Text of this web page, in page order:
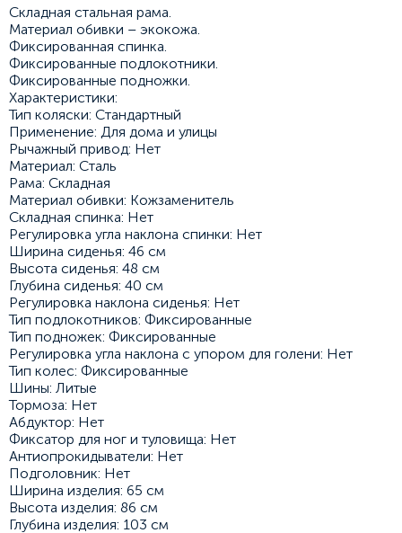
Складная стальная рама.
Материал обивки – экокожа.
Фиксированная спинка.
Фиксированные подлокотники.
Фиксированные подножки.
Характеристики:
Тип коляски: Стандартный
Применение: Для дома и улицы
Рычажный привод: Нет
Материал: Сталь
Рама: Складная
Материал обивки: Кожзаменитель
Складная спинка: Нет
Регулировка угла наклона спинки: Нет
Ширина сиденья: 46 см
Высота сиденья: 48 см
Глубина сиденья: 40 см
Регулировка наклона сиденья: Нет
Тип подлокотников: Фиксированные
Тип подножек: Фиксированные
Регулировка угла наклона с упором для голени: Нет
Тип колес: Фиксированные
Шины: Литые
Тормоза: Нет
Абдуктор: Нет
Фиксатор для ног и туловища: Нет
Антиопрокидыватели: Нет
Подголовник: Нет
Ширина изделия: 65 см
Высота изделия: 86 см
Глубина изделия: 103 см